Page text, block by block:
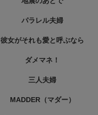
パラレル夫婦
彼女がそれも愛と呼ぶなら
ダメマネ！
三人夫婦
MADDER（マダー）